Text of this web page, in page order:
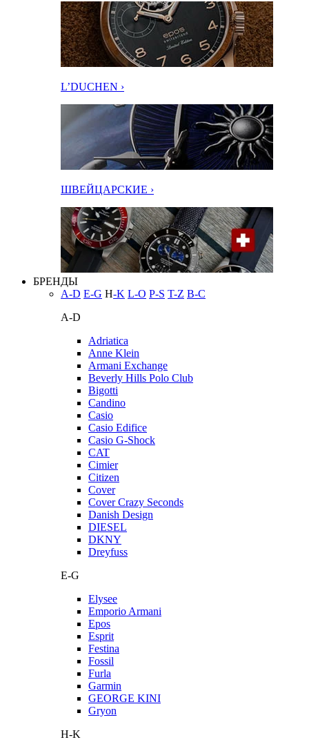
L’DUCHEN ›
ШВЕЙЦАРСКИЕ ›
БРЕНДЫ
A-D E-G H-K L-O P-S T-Z В-С
A-D
Adriatica
Anne Klein
Armani Exchange
Beverly Hills Polo Club
Bigotti
Candino
Casio
Casio Edifice
Casio G-Shock
CAT
Cimier
Citizen
Cover
Cover Crazy Seconds
Danish Design
DIESEL
DKNY
Dreyfuss
E-G
Elysee
Emporio Armani
Epos
Esprit
Festina
Fossil
Furla
Garmin
GEORGE KINI
Gryon
H-K